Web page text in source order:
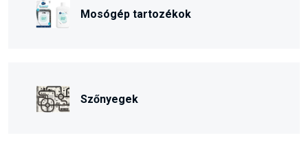
Mosógép tartozékok
Szőnyegek